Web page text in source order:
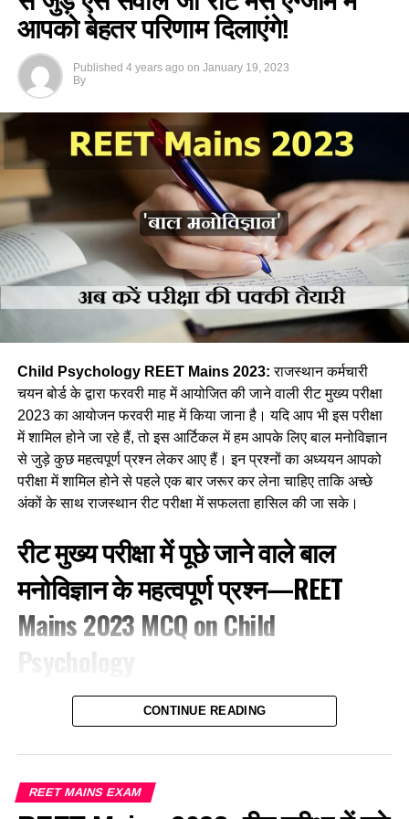
आपको बेहतर परिणाम दिलाएंगे!
Published 4 years ago on January 19, 2023
By
Child Psychology REET Mains 2023:राजस्थान कर्मचारी
चयन बोर्ड के द्वारा फरवरी माह में आयोजित की जाने वाली रीट मुख्य परीक्षा
2023 का आयोजन फरवरी माह में किया जाना है। यदि आप भी इस परीक्षा
में शामिल होने जा रहे हैं, तो इस आर्टिकल में हम आपके लिए बाल मनोविज्ञान
से जुड़े कुछ महत्वपूर्ण प्रश्न लेकर आए हैं। इन प्रश्नों का अध्ययन आपको
परीक्षा में शामिल होने से पहले एक बार जरूर कर लेना चाहिए ताकि अच्छे
अंकों के साथ राजस्थान रीट परीक्षा में सफलता हासिल की जा सके।
रीट मुख्य परीक्षा में पूछे जाने वाले बाल
मनोविज्ञान के महत्वपूर्ण प्रश्न—REET
Mains 2023 MCQ onChild
1. श्रीमती कपूर जो कक्षा तीन की अध्यापिका हैं, इनकी इच्छा है कि बच्चे
विद्यालय आने में आनंद का अनुभव करें इसके लिए उसकी बच्चों से कुछ
श्रोता बने रहने का प्रयास करती हैं। वह बच्चों से स्नेह तथा हार्दिकता
प्रदर्शित करती हैं, वह यह भी जानती हैं कि बच्चे कई बार उनकी अभिवृत्ति
CONTINUE READING
REET MAINS EXAM